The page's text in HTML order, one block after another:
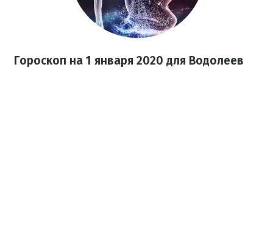
Гороскоп на 1 января 2020 для Водолеев